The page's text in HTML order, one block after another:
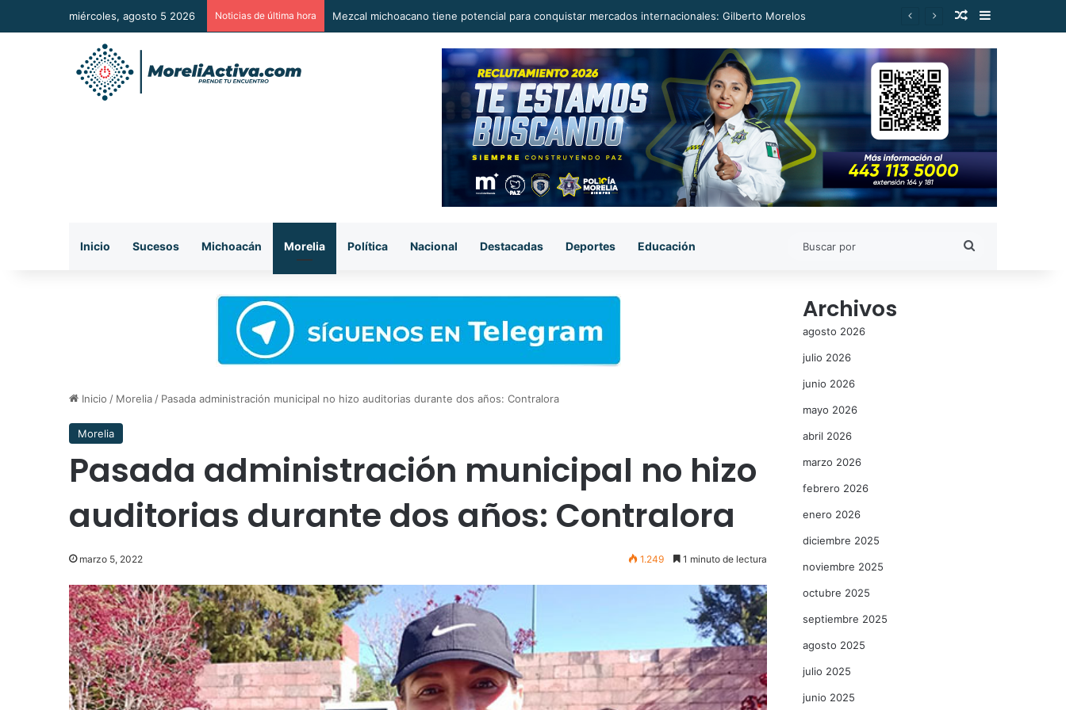
miércoles, agosto 5 2026 Noticias de última hora Mezcal michoacano tiene potencial para conquistar mercados internacionales: Gilberto Morelos Publicación al
Barra lateral
Inicio Sucesos Michoacán Morelia Política Nacional Destacadas Deportes Educación
Inicio / Morelia / Pasada administración municipal no hizo auditorias durante dos años: Contralora
Morelia
Pasada administración municipal no hizo
auditorias durante dos años: Contralora
marzo 5, 2022 1.249 1 minuto de lectura
Archivos
agosto 2026
julio 2026
junio 2026
mayo 2026
abril 2026
marzo 2026
febrero 2026
enero 2026
diciembre 2025
noviembre 2025
octubre 2025
septiembre 2025
agosto 2025
julio 2025
junio 2025